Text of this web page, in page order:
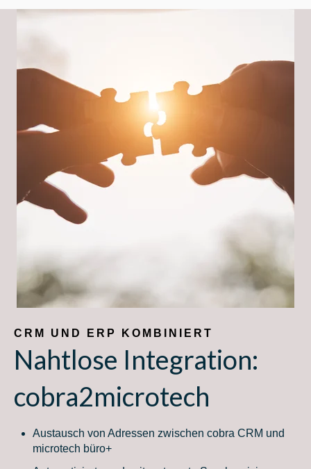
CRM UND ERP KOMBINIERT
Nahtlose Integration:
cobra2microtech
Austausch von Adressen zwischen cobra CRM und
microtech büro+